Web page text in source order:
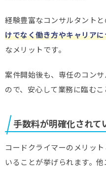
経験豊富なコンサルタントと
けでなく働き方やキャリア
なメリットです。
案件開始後も、専任のコン
ので、安心して業務に臨むこ
手数料が明確化されて
コードクライマーのメリッ
いることが挙げられます。